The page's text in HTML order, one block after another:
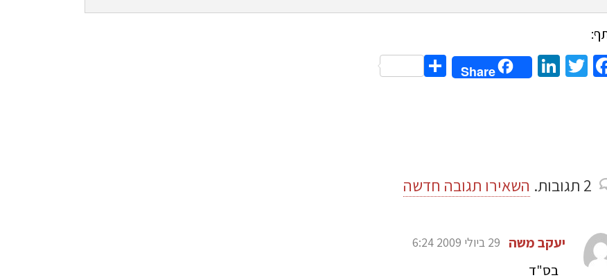
Facebook
Twitter
LinkedIn
Share
Share
2 תגובות. השאירו תגובה חדשה
יעקב משה 29 ביולי 2009 6:24
בס"ד